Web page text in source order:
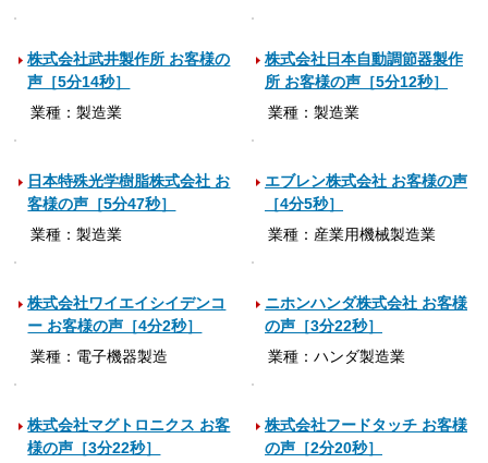
株式会社武井製作所 お客様の
声［5分14秒］
業種：製造業
株式会社日本自動調節器製作
所 お客様の声［5分12秒］
業種：製造業
日本特殊光学樹脂株式会社 お
客様の声［5分47秒］
業種：製造業
エブレン株式会社 お客様の声
［4分5秒］
業種：産業用機械製造業
株式会社ワイエイシイデンコ
ー お客様の声［4分2秒］
業種：電子機器製造
ニホンハンダ株式会社 お客様
の声［3分22秒］
業種：ハンダ製造業
株式会社マグトロニクス お客
様の声［3分22秒］
株式会社フードタッチ お客様
の声［2分20秒］